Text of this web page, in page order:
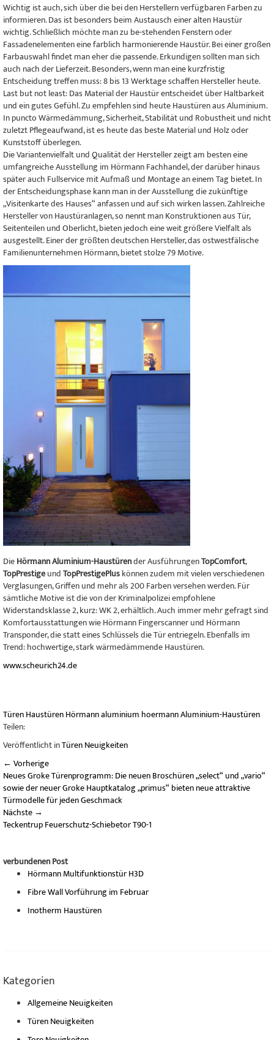
Wichtig ist auch, sich über die bei den Herstellern verfügbaren Farben zu
informieren. Das ist besonders beim Austausch einer alten Haustür
wichtig. Schließlich möchte man zu be-stehenden Fenstern oder
Fassadenelementen eine farblich harmonierende Haustür. Bei einer großen
Farbauswahl findet man eher die passende. Erkundigen sollten man sich
auch nach der Lieferzeit. Besonders, wenn man eine kurzfristig
Entscheidung treffen muss: 8 bis 13 Werktage schaffen Hersteller heute.
Last but not least: Das Material der Haustür entscheidet über Haltbarkeit
und ein gutes Gefühl. Zu empfehlen sind heute Haustüren aus Aluminium.
In puncto Wärmedämmung, Sicherheit, Stabilität und Robustheit und nicht
zuletzt Pflegeaufwand, ist es heute das beste Material und Holz oder
Kunststoff überlegen.
Die Variantenvielfalt und Qualität der Hersteller zeigt am besten eine
umfangreiche Ausstellung im Hörmann Fachhandel, der darüber hinaus
später auch Fullservice mit Aufmaß und Montage an einem Tag bietet. In
der Entscheidungsphase kann man in der Ausstellung die zukünftige
„Visitenkarte des Hauses“ anfassen und auf sich wirken lassen. Zahlreiche
Hersteller von Haustüranlagen, so nennt man Konstruktionen aus Tür,
Seitenteilen und Oberlicht, bieten jedoch eine weit größere Vielfalt als
ausgestellt. Einer der größten deutschen Hersteller, das ostwestfälische
Familienunternehmen Hörmann, bietet stolze 79 Motive.
DieHörmann Aluminium-Haustürender AusführungenTopComfort,
TopPrestigeundTopPrestigePluskönnen zudem mit vielen verschiedenen
Verglasungen, Griffen und mehr als 200 Farben versehen werden. Für
sämtliche Motive ist die von der Kriminalpolizei empfohlene
Widerstandsklasse 2, kurz: WK 2, erhältlich. Auch immer mehr gefragt sind
Komfortausstattungen wie Hörmann Fingerscanner und Hörmann
Transponder, die statt eines Schlüssels die Tür entriegeln. Ebenfalls im
Trend: hochwertige, stark wärmedämmende Haustüren.
www.scheurich24.de
TürenHaustürenHörmannaluminium hoermannAluminium-Haustüren
Teilen:
Veröffentlicht inTüren Neuigkeiten
← Vorherige
Neues Groke Türenprogramm: Die neuen Broschüren „select“ und „vario“
sowie der neuer Groke Hauptkatalog „primus“ bieten neue attraktive
Türmodelle für jeden Geschmack
Nächste →
Teckentrup Feuerschutz-Schiebetor T90-1
verbundenen Post
Hörmann Multifunktionstür H3D
Fibre Wall Vorführung im Februar
Inotherm Haustüren
Kategorien
Allgemeine Neuigkeiten
Türen Neuigkeiten